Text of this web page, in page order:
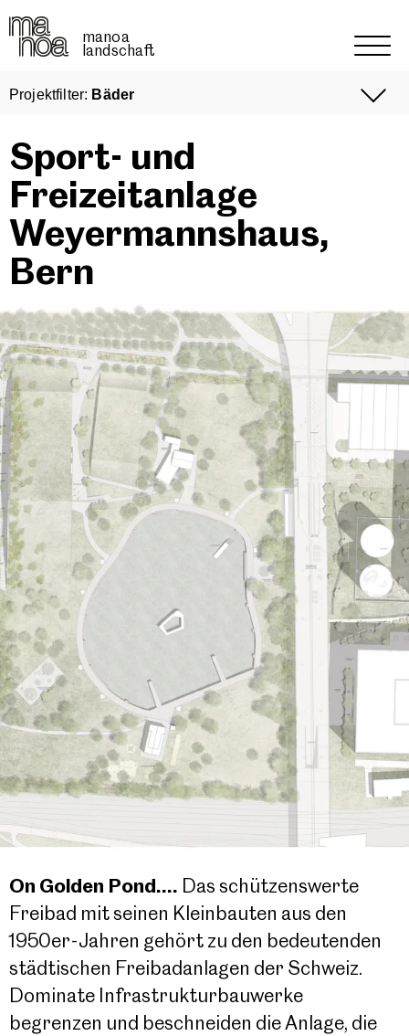
Über manoa
Projekte
Kontakt
Jobs
manoa
landschaft
Projektfilter: Bäder
Sport- und
Freizeitanlage
Weyermannshaus,
Bern
On Golden Pond.... Das schützenswerte
Freibad mit seinen Kleinbauten aus den
1950er-Jahren gehört zu den bedeutenden
städtischen Freibadanlagen der Schweiz.
Dominate Infrastrukturbauwerke
begrenzen und beschneiden die Anlage, die
Portfolio
Alle Projekte
Wettbewerbe
Nutzung
Bäder
Gewerbe / Dienstleistung
Wohnumfeld
Bauherrschaft
Investoren
Öffentliche Hand
Privat
Genossenschaften